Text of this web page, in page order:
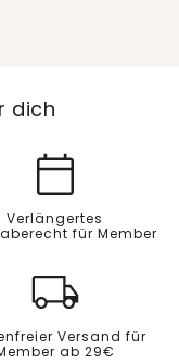
dich
Verlängertes
für Member
Versand für
ab 29€